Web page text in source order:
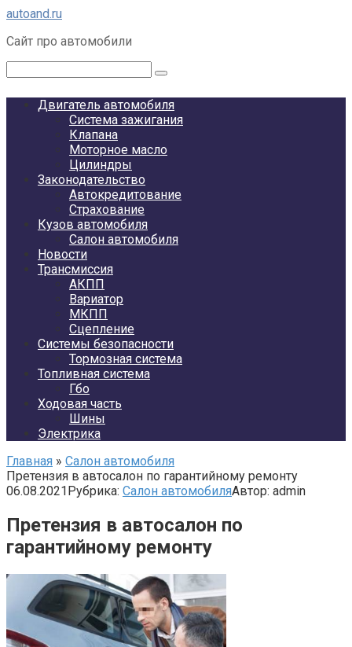
Перейти
контенту
autoand.ru
Сайт про автомобили
Двигатель автомобиля
Система зажигания
Клапана
Моторное масло
Цилиндры
Законодательство
Автокредитование
Страхование
Кузов автомобиля
Салон автомобиля
Новости
Трансмиссия
АКПП
Вариатор
МКПП
Сцепление
Системы безопасности
Тормозная система
Топливная система
Гбо
Ходовая часть
Шины
Электрика
Главная » Салон автомобиля
Претензия в автосалон по гарантийному ремонту
06.08.2021Рубрика: Салон автомобиляАвтор: admin
Претензия в автосалон по
гарантийному ремонту